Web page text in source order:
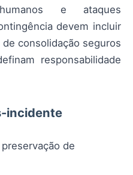
e ataques
devem incluir
consolidação seguros
responsabilidade
incidente
de